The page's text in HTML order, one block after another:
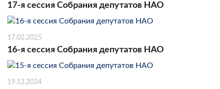
17-я сессия Собрания депутатов НАО
17.02.2025
16-я сессия Собрания депутатов НАО
19.12.2024